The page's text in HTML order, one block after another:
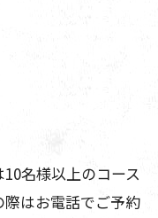
名様以上のコース
はお電話でご予約